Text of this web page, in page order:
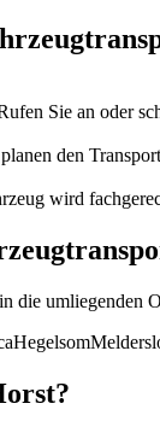
Sie an oder
den
wird
die umliegenden
Hegelsom